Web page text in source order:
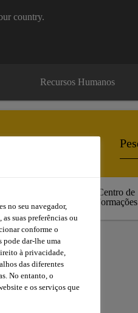
country.
Recursos Humanos
Centro de
Formações
no seu navegador,
suas preferências ou
conforme o
pode dar-lhe uma
à privacidade,
das diferentes
No entanto, o
e os serviços que